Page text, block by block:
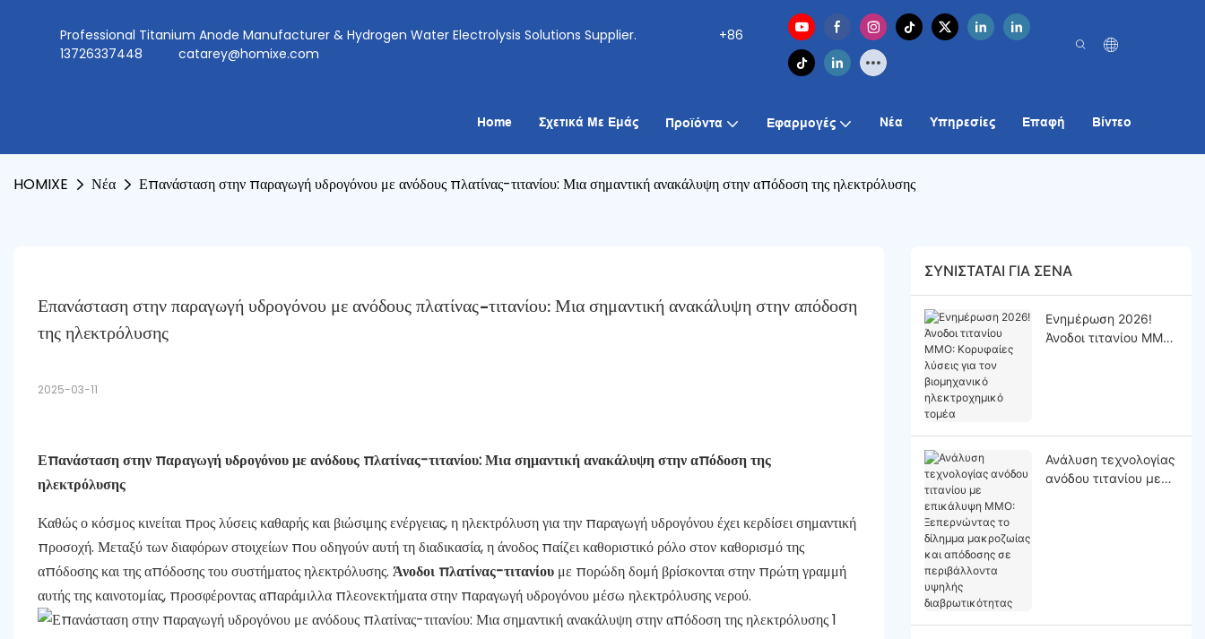
Professional Titanium Anode Manufacturer & Hydrogen Water Electrolysis Solutions Supplier.
+86
13726337448
catarey@homixe.com
Home Σχετικά Με Εμάς Προϊόντα Εφαρμογές Νέα Υπηρεσίες Επαφή Βίντεο
HOMIXE Νέα Επανάσταση στην παραγωγή υδρογόνου με ανόδους πλατίνας-τιτανίου: Μια σημαντική ανακάλυψη στην απόδοση της ηλεκτρόλυσης
Επανάσταση στην παραγωγή υδρογόνου με ανόδους πλατίνας-τιτανίου: Μια σημαντική ανακάλυψη στην απόδοση
της ηλεκτρόλυσης
2025-03-11
Επανάσταση στην παραγωγή υδρογόνου με ανόδους πλατίνας-τιτανίου: Μια σημαντική ανακάλυψη στην απόδοση της
ηλεκτρόλυσης
Καθώς ο κόσμος κινείται προς λύσεις καθαρής και βιώσιμης ενέργειας, η ηλεκτρόλυση για την παραγωγή υδρογόνου έχει κερδίσει σημαντική
προσοχή. Μεταξύ των διαφόρων στοιχείων που οδηγούν αυτή τη διαδικασία, η άνοδος παίζει καθοριστικό ρόλο στον καθορισμό της
απόδοσης και της απόδοσης του συστήματος ηλεκτρόλυσης. Άνοδοι πλατίνας-τιτανίου με πορώδη δομή βρίσκονται στην πρώτη γραμμή
αυτής της καινοτομίας, προσφέροντας απαράμιλλα πλεονεκτήματα στην παραγωγή υδρογόνου μέσω ηλεκτρόλυσης νερού.
ΣΥΝΙΣΤΆΤΑΙ ΓΙΑ ΣΈΝΑ
Ενημέρωση 2026!
Άνοδοι τιτανίου MMO:
Ανάλυση τεχνολογίας
ανόδου τιτανίου με